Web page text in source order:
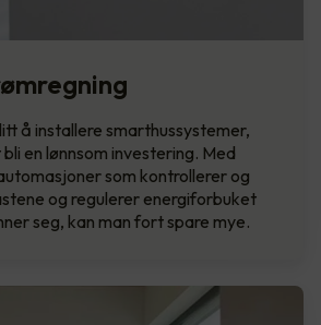
å installere smarthussystemer,
en lønnsom investering. Med
som kontrollerer og
og regulerer energiforbuket
seg, kan man fort spare mye.